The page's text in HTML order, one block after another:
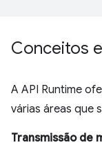
Conceitos
A API Runtime
várias áreas que
Transmissão de